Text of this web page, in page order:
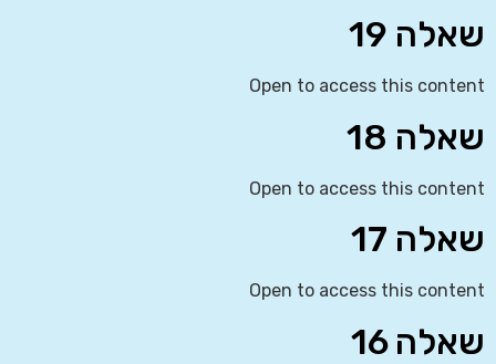
שאלה 19
Open to access this content
שאלה 18
Open to access this content
שאלה 17
Open to access this content
שאלה 16